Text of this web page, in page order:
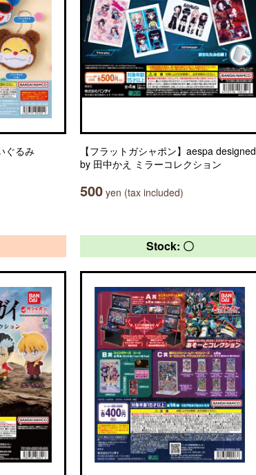
ぐるみ
【フラットガシャポン】aespa designed
by 田中かえ ミラーコレクション
500 yen (tax included)
Stock: 〇